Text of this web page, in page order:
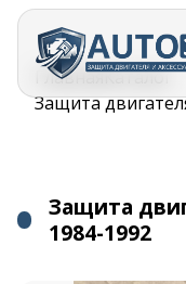
Перейти к
основному
содержанию
Строка
ГлавнаяКаталог
Защита
Защита
1984-1992